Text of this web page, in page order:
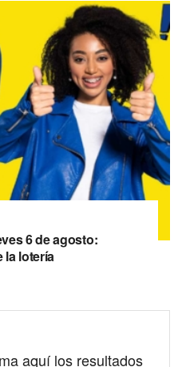
6 de agosto:
la lotería
aquí los resultados